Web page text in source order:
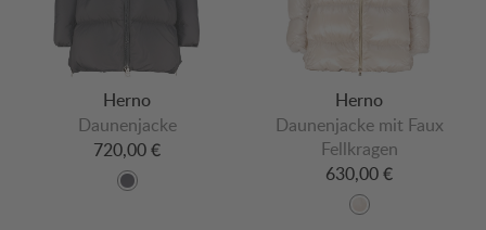
Herno
Daunenjacke
720,00 €
Herno
Daunenjacke mit Faux
Fellkragen
630,00 €